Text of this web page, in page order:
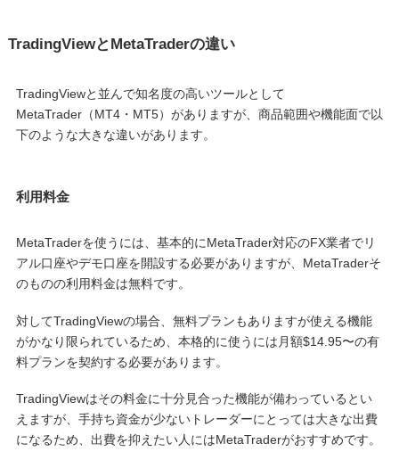
TradingViewとMetaTraderの違い
TradingViewと並んで知名度の高いツールとして
MetaTrader（MT4・MT5）がありますが、商品範囲や機能面で以
下のような大きな違いがあります。
利用料金
MetaTraderを使うには、基本的にMetaTrader対応のFX業者でリ
アル口座やデモ口座を開設する必要がありますが、MetaTraderそ
のものの利用料金は無料です。
対してTradingViewの場合、無料プランもありますが使える機能
がかなり限られているため、本格的に使うには月額$14.95〜の有
料プランを契約する必要があります。
TradingViewはその料金に十分見合った機能が備わっているとい
えますが、手持ち資金が少ないトレーダーにとっては大きな出費
になるため、出費を抑えたい人にはMetaTraderがおすすめです。